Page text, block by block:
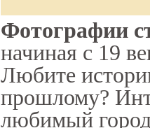
Фотографии
начиная с 19
Любите
прошлому?
любимый